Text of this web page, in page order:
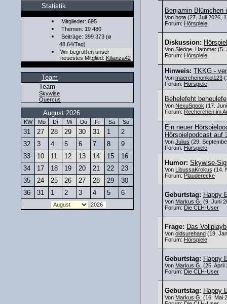
Statistik
Mitglieder: 695
Themen: 19 480
Beiträge: 399 373 (ø
48,64/Tag)
Wir begrüßen unser
neuestes Mitglied: Kilianza42
Team
Team
Skywise
Quercus
August 2026
KW Mo Di Mi Do Fr Sa So
31 27 28 29 30 31 1
2
32
3 4 5 6 7 8
9
33
10 11 12 13 14 15
16
34
17 18 19 20 21 22
23
35
24 25 26 27 28 29
30
36
31 1 2 3 4 5 6
Benjamin Blümchen
Von hota (27. Juli 2026,
Forum: Hörspiele
Diskussion:
Von Sledge_Hammer (5.
Forum: Hörspiele
Hinweis: TKKG -
Von maerchenonkel123
Forum: Hörspiele
Behelefeht
Von NexuSpook (17.
Forum: Recherchen im
Ein neuer
Hörspielpodcast auf
Von Julius (29.
Forum: Hörspiele
Humor: Skywise-
Von LibussaKrokus (14.
Forum: Plauderecke
Geburtstag: Happy
Von Markus G. (9. Juni
Forum: Die CLH-User
Frage: Das
Von oldsurehand (19.
Forum: Hörspiele
Geburtstag: Happy
Von Markus G. (25. April
Forum: Die CLH-User
Geburtstag: Happy
Von Markus G. (16. Mai